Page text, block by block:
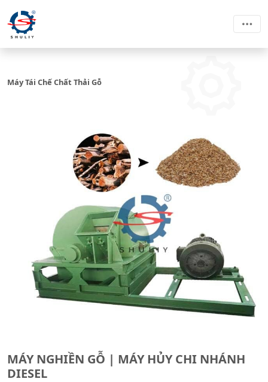
Máy Tái Chế Chất Thải Gỗ
MÁY NGHIỀN GỖ | MÁY HỦY CHI NHÁNH
DIESEL